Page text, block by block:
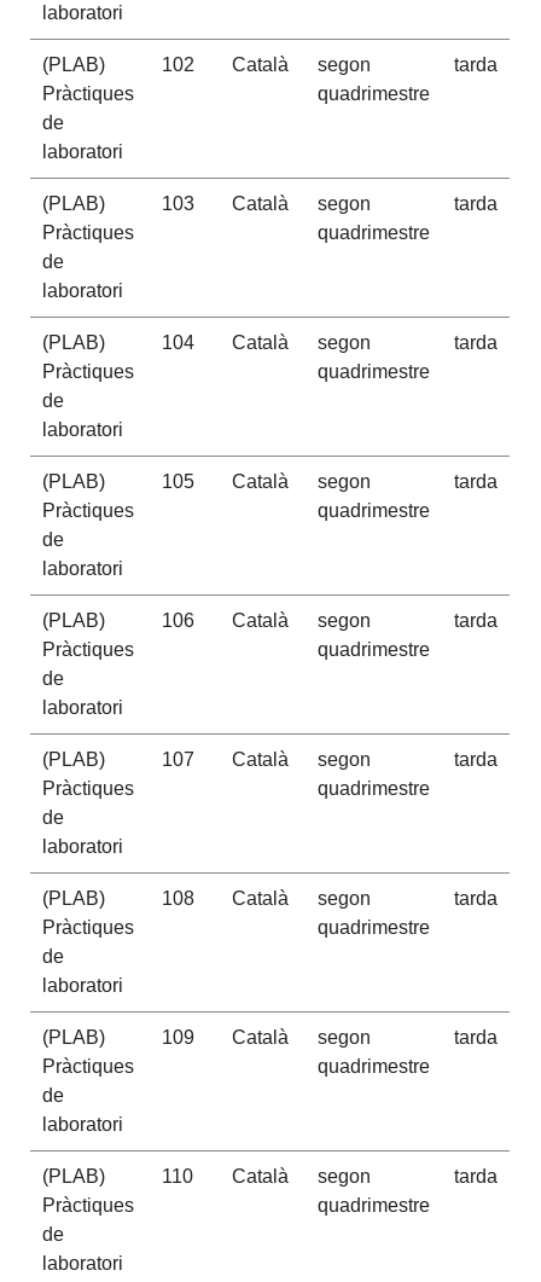
laboratori
(PLAB)
Pràctiques
de
laboratori
102 Català
segon
quadrimestre
tarda
(PLAB)
Pràctiques
de
laboratori
103 Català
segon
quadrimestre
tarda
(PLAB)
Pràctiques
de
laboratori
104 Català
segon
quadrimestre
tarda
(PLAB)
Pràctiques
de
laboratori
105 Català
segon
quadrimestre
tarda
(PLAB)
Pràctiques
de
laboratori
106 Català
segon
quadrimestre
tarda
(PLAB)
Pràctiques
de
laboratori
107 Català
segon
quadrimestre
tarda
(PLAB)
Pràctiques
de
laboratori
108 Català
segon
quadrimestre
tarda
(PLAB)
Pràctiques
de
laboratori
109 Català
segon
quadrimestre
tarda
(PLAB)
Pràctiques
de
laboratori
110 Català
segon
quadrimestre
tarda